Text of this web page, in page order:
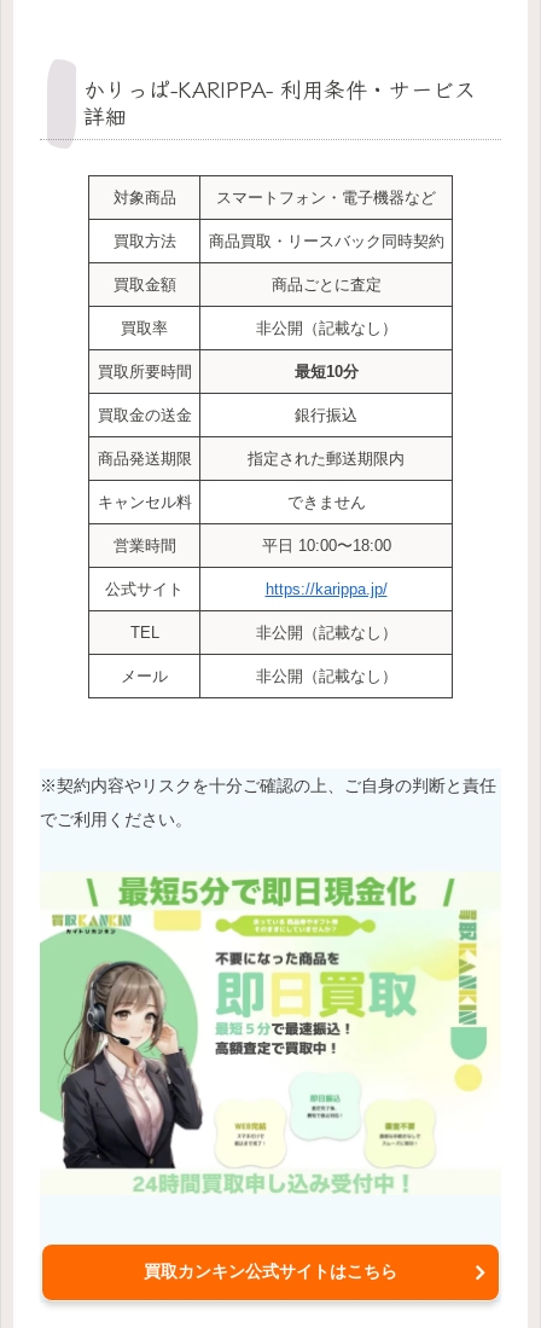
かりっぱ-KARIPPA- 利用条件・サービス
詳細
対象商品 スマートフォン・電子機器など
買取方法 商品買取・リースバック同時契約
買取金額 商品ごとに査定
買取率 非公開（記載なし）
買取所要時間 最短10分
買取金の送金 銀行振込
商品発送期限 指定された郵送期限内
キャンセル料 できません
営業時間 平日 10:00〜18:00
公式サイト https://karippa.jp/
TEL 非公開（記載なし）
メール 非公開（記載なし）
※契約内容やリスクを十分ご確認の上、ご自身の判断と責任
でご利用ください。
買取カンキン公式サイトはこちら